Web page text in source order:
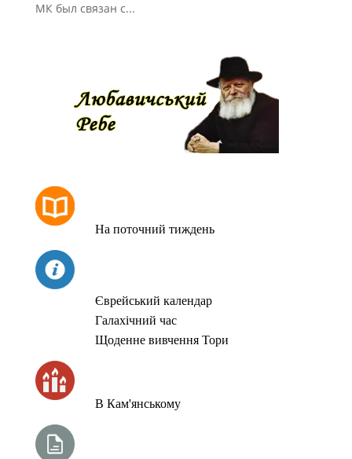
МК был связан с...
На поточний тиждень
Єврейський календар
Галахічний час
Щоденне вивчення Тори
В Кам'янському